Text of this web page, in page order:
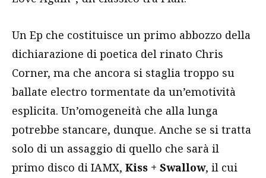
Un Ep che costituisce un primo abbozzo della
dichiarazione di poetica del rinato Chris
Corner, ma che ancora si staglia troppo su
ballate electro tormentate da un’emotività
esplicita. Un’omogeneità che alla lunga
potrebbe stancare, dunque. Anche se si tratta
solo di un assaggio di quello che sarà il
primo disco di IAMX, Kiss + Swallow, il cui